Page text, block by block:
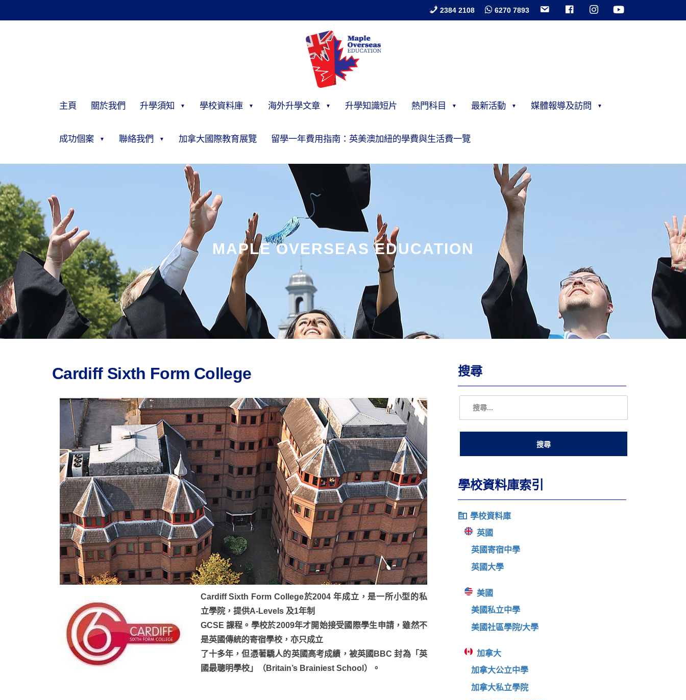
2384 2108 6270 7893
主頁 關於我們 升學須知 學校資料庫 海外升學文章 升學知識短片 熱門科目 最新活動 媒體報導及訪問
成功個案 聯絡我們 加拿大國際教育展覽 留學一年費用指南：英美澳加紐的學費與生活費一覽
MAPLE OVERSEAS EDUCATION
Cardiff Sixth Form College
Cardiff Sixth Form College於2004 年成立，是一所小型的私
立學院，提供A-Levels 及1年制
GCSE 課程。學校於2009年才開始接受國際學生申請，雖然不
是英國傳統的寄宿學校，亦只成立
了十多年，但憑著驕人的英國高考成績，被英國BBC 封為「英
國最聰明學校」（Britain’s Brainiest School）。
搜尋
學校資料庫索引
學校資料庫
英國
英國寄宿中學
英國大學
美國
美國私立中學
美國社區學院/大學
加拿大
加拿大公立中學
加拿大私立學院